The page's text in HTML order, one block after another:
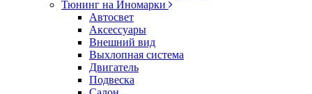
Тюнинг на Иномарки
Автосвет
Аксессуары
Внешний вид
Выхлопная система
Двигатель
Подвеска